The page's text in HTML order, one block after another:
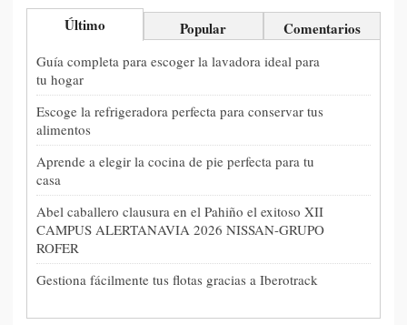
Último Popular Comentarios
Guía completa para escoger la lavadora ideal para
tu hogar
Escoge la refrigeradora perfecta para conservar tus
alimentos
Aprende a elegir la cocina de pie perfecta para tu
casa
Abel caballero clausura en el Pahiño el exitoso XII
CAMPUS ALERTANAVIA 2026 NISSAN-GRUPO
ROFER
Gestiona fácilmente tus flotas gracias a Iberotrack